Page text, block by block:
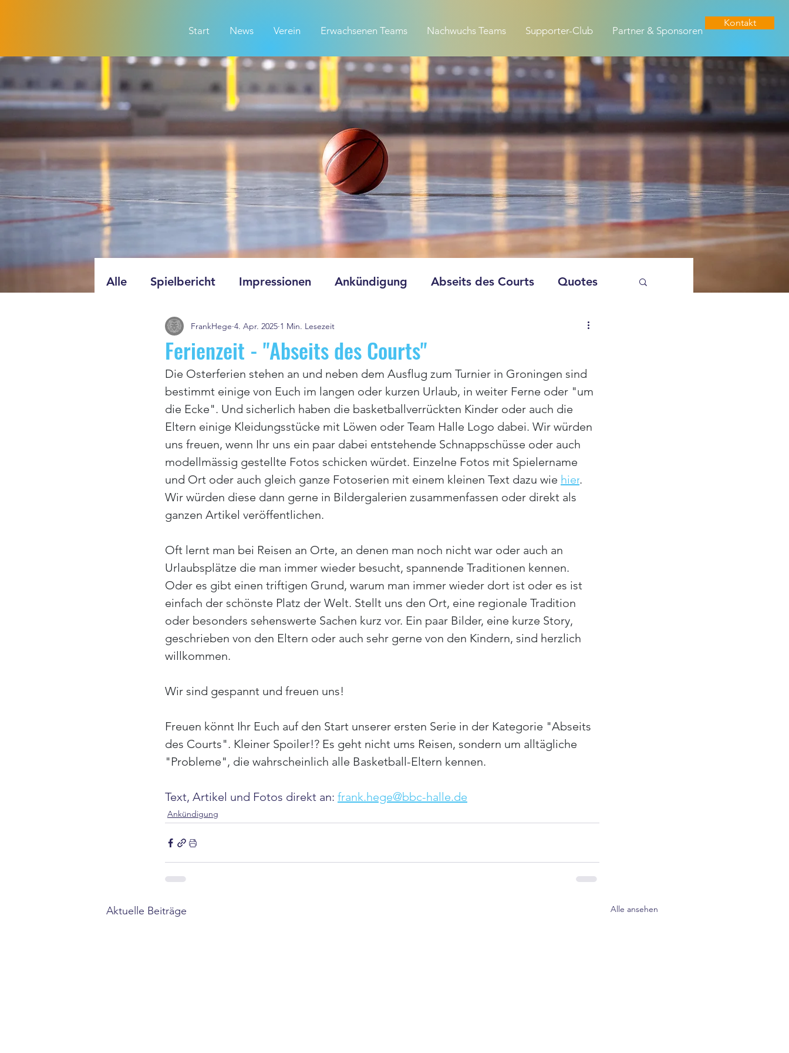
Start News Verein Erwachsenen Teams Nachwuchs Teams Supporter-Club Partner & Sponsoren
Kontakt
Alle Spielbericht Impressionen Ankündigung Abseits des Courts Quotes
Ferienzeit - "Abseits des Courts"
FrankHege 4. Apr. 2025 1 Min. Lesezeit
Die Osterferien stehen an und neben dem Ausflug zum Turnier in Groningen sind
bestimmt einige von Euch im langen oder kurzen Urlaub, in weiter Ferne oder "um
die Ecke". Und sicherlich haben die basketballverrückten Kinder oder auch die
Eltern einige Kleidungsstücke mit Löwen oder Team Halle Logo dabei. Wir würden
uns freuen, wenn Ihr uns ein paar dabei entstehende Schnappschüsse oder auch
modellmässig gestellte Fotos schicken würdet. Einzelne Fotos mit Spielername
und Ort oder auch gleich ganze Fotoserien mit einem kleinen Text dazu wie hier.
Wir würden diese dann gerne in Bildergalerien zusammenfassen oder direkt als
ganzen Artikel veröffentlichen.
Oft lernt man bei Reisen an Orte, an denen man noch nicht war oder auch an
Urlaubsplätze die man immer wieder besucht, spannende Traditionen kennen.
Oder es gibt einen triftigen Grund, warum man immer wieder dort ist oder es ist
einfach der schönste Platz der Welt. Stellt uns den Ort, eine regionale Tradition
oder besonders sehenswerte Sachen kurz vor. Ein paar Bilder, eine kurze Story,
geschrieben von den Eltern oder auch sehr gerne von den Kindern, sind herzlich
willkommen.
Wir sind gespannt und freuen uns!
Freuen könnt Ihr Euch auf den Start unserer ersten Serie in der Kategorie "Abseits
des Courts". Kleiner Spoiler!? Es geht nicht ums Reisen, sondern um alltägliche
"Probleme", die wahrscheinlich alle Basketball-Eltern kennen.
Text, Artikel und Fotos direkt an: frank.hege@bbc-halle.de
Ankündigung
Aktuelle Beiträge Alle ansehen